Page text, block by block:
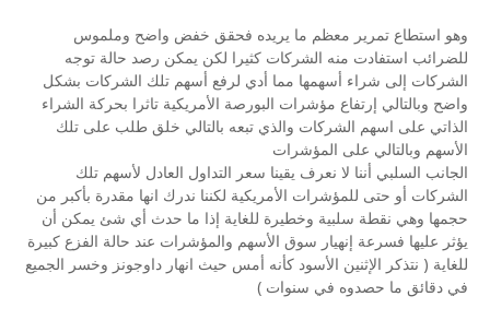
وهو استطاع تمرير معظم ما يريده فحقق خفض واضح وملموس
للضرائب استفادت منه الشركات كثيرا لكن يمكن رصد حالة توجه
الشركات إلى شراء أسهمها مما أدي لرفع أسهم تلك الشركات بشكل
واضح وبالتالي إرتفاع مؤشرات البورصة الأمريكية تاثرا بحركة الشراء
الذاتي على اسهم الشركات والذي تبعه بالتالي خلق طلب على تلك
الأسهم وبالتالي على المؤشرات
الجانب السلبي أننا لا نعرف يقينا سعر التداول العادل لأسهم تلك
الشركات أو حتى للمؤشرات الأمريكية لكننا ندرك انها مقدرة بأكبر من
حجمها وهي نقطة سلبية وخطيرة للغاية إذا ما حدث أي شئ يمكن أن
يؤثر عليها فسرعة إنهيار سوق الأسهم والمؤشرات عند حالة الفزع كبيرة
للغاية ( نتذكر الإثنين الأسود كأنه أمس حيث انهار داوجونز وخسر الجميع
في دقائق ما حصدوه في سنوات )